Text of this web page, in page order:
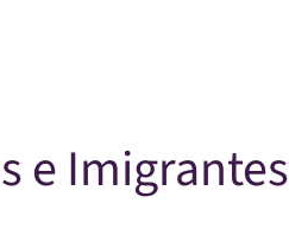
e Imigrantes